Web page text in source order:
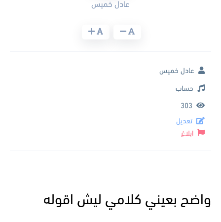
واضح بعيني كلامي ليش اقوله
عادل خميس
عادل خميس
حساب
303
تعديل
ابلاغ